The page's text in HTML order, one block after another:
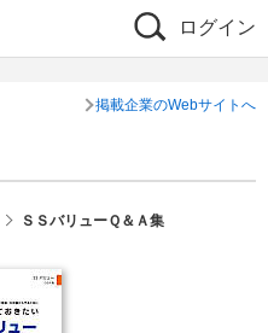
ログイン
掲載企業のWebサイトへ
ＳＳバリューＱ＆Ａ集